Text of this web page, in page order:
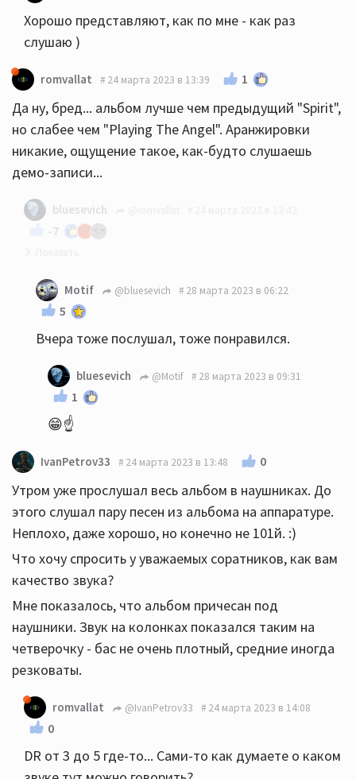
Хорошо представляют, как по мне - как раз
слушаю )
romvallat 24 марта 2023 в 13:39 1
Да ну, бред... альбом лучше чем предыдущий "Spirit",
но слабее чем "Playing The Angel". Аранжировки
никакие, ощущение такое, как-будто слушаешь
демо-записи...
bluesevich
-7
Я вот пока слушаю, сподобился всё же скачать
файл на карту памяти... Мне нравится. А бред...у
каждого свой вкус и свои предпочтения. Мне не
"Spirit", ни "Playing The Angel" вообще не зашли,
вот как раз вашими словами - экспериментальные
демо-записи.
Motif @bluesevich 28 марта 2023 в 06:22
5
Вчера тоже послушал, тоже понравился.
bluesevich @Motif 28 марта 2023 в 09:31
1
😁☝️
IvanPetrov33 24 марта 2023 в 13:48 0
Утром уже прослушал весь альбом в наушниках. До
этого слушал пару песен из альбома на аппаратуре.
Неплохо, даже хорошо, но конечно не 101й. :)
Что хочу спросить у уважаемых соратников, как вам
качество звука?
Мне показалось, что альбом причесан под
наушники. Звук на колонках показался таким на
четверочку - бас не очень плотный, средние иногда
резковаты.
romvallat @IvanPetrov33 24 марта 2023 в 14:08
0
DR от 3 до 5 где-то... Сами-то как думаете о каком